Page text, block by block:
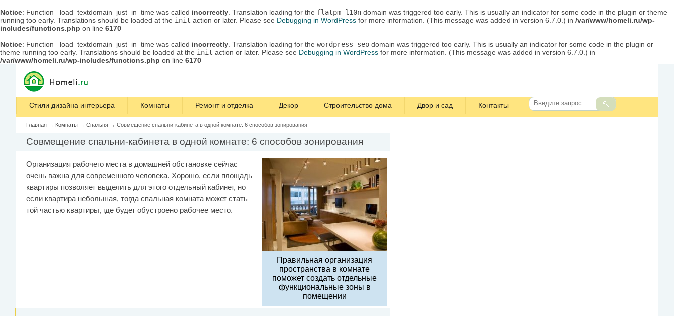
Notice: Function _load_textdomain_just_in_time was called incorrectly . Translation loading for the flatpm_l10n domain was triggered too early. This is usually an indicator for some code in the plugin or theme
running too early. Translations should be loaded at the init action or later. Please see Debugging in WordPress for more information. (This message was added in version 6.7.0.) in /var/www/homeli.ru/wp-
includes/functions.php on line 6170
Notice: Function _load_textdomain_just_in_time was called incorrectly . Translation loading for the wordpress-seo domain was triggered too early. This is usually an indicator for some code in the plugin or
theme running too early. Translations should be loaded at the init action or later. Please see Debugging in WordPress for more information. (This message was added in version 6.7.0.) in
/var/www/homeli.ru/wp-includes/functions.php on line 6170
Стили дизайна интерьера Комнаты Ремонт и отделка Декор Строительство дома Двор и сад Контакты
Главная → Комнаты → Спальня → Совмещение спальни-кабинета в одной комнате: 6 способов зонирования
Совмещение спальни-кабинета в одной комнате: 6 способов зонирования
Правильная организация
пространства в комнате
поможет создать отдельные
функциональные зоны в
помещении
Организация рабочего места в домашней обстановке сейчас
очень важна для современного человека. Хорошо, если площадь
квартиры позволяет выделить для этого отдельный кабинет, но
если квартира небольшая, тогда спальная комната может стать
той частью квартиры, где будет обустроено рабочее место.